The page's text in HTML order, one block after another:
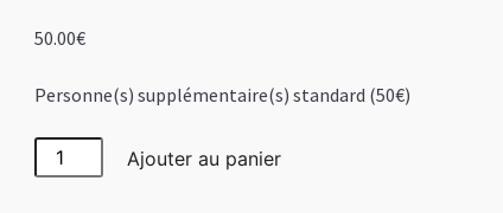
50.00€
Personne(s) supplémentaire(s) standard (50€)
quantité
de
Ajouter au panier